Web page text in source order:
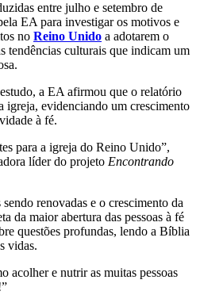
entre julho e setembro de
EA para investigar os motivos e
no Reino Unido a adotarem o
tendências culturais que indicam um
a EA afirmou que o relatório
igreja, evidenciando um crescimento
à fé.
para a igreja do Reino Unido”,
líder do projeto Encontrando
renovadas e o crescimento da
da maior abertura das pessoas à fé
questões profundas, lendo a Bíblia
vidas.
acolher e nutrir as muitas pessoas